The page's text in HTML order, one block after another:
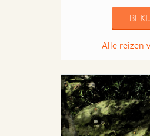
Alle reizen